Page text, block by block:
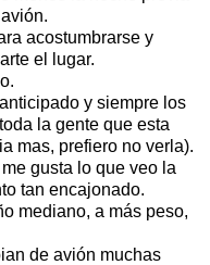
acostumbrarse y
el lugar.
y siempre los
la gente que esta
mas, prefiero no verla).
gusta lo que veo la
tan encajonado.
mediano, a más peso,
de avión muchas